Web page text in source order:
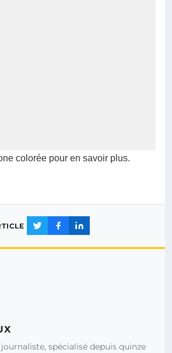
colorée pour en savoir plus.
spécialisé depuis quinze